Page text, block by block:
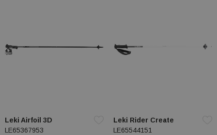
Leki Airfoil 3D
LE65367953
Leki Rider Create
LE65544151